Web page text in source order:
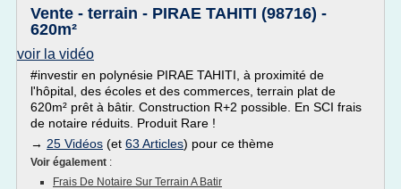
Vente - terrain - PIRAE TAHITI (98716) -
620m²
voir la vidéo
#investir en polynésie PIRAE TAHITI, à proximité de
l'hôpital, des écoles et des commerces, terrain plat de
620m² prêt à bâtir. Construction R+2 possible. En SCI frais
de notaire réduits. Produit Rare !
→ 25 Vidéos (et 63 Articles) pour ce thème
Voir également :
Frais De Notaire Sur Terrain A Batir